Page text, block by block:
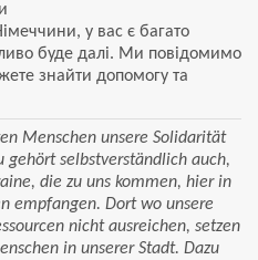
у вас є багато
буде далі. Ми повідомимо
знайти допомогу та
Menschen unsere Solidarität
gehört selbstverständlich auch,
die zu uns kommen, hier in
empfangen. Dort wo unsere
nicht ausreichen, setzen
in unserer Stadt. Dazu